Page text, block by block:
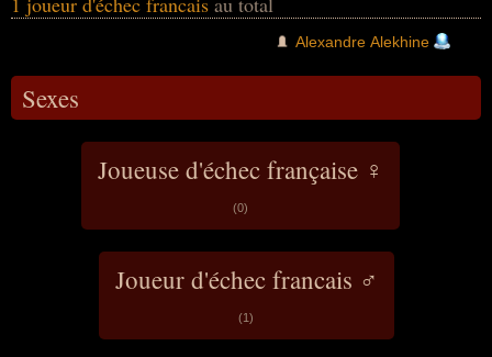
Alexandre Alekhine
Sexes
Joueuse d'échec française ♀
(0)
Joueur d'échec francais ♂
(1)